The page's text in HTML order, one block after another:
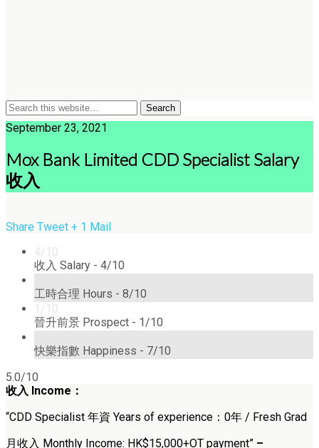
September 23, 2021
Mox Bank Limited CDD Specialist Salary
收入
Share Tweet + 1 Mail
4/10
收入 Salary - 4/10
工時合理 Hours - 8/10
1/10
晉升前景 Prospect - 1/10
快樂指數 Happiness - 7/10
5.0/10
收入 Income：
“CDD Specialist 年資 Years of experience：0年 / Fresh Grad
月收入 Monthly Income: HK$15,000+OT payment” –